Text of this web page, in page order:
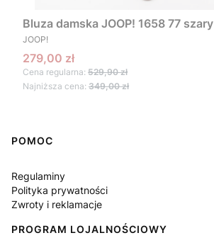
Bluza damska JOOP! 1658 77 szary
PRODUCENT
JOOP!
Cena promocyjna
279,00 zł
Cena regularna: 529,90 zł
Najniższa cena: 349,00 zł
Linki w stopce
POMOC
Regulaminy
Polityka prywatności
Zwroty i reklamacje
PROGRAM LOJALNOŚCIOWY